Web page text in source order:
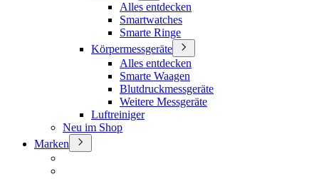
Alles entdecken
Smartwatches
Smarte Ringe
Körpermessgeräte
Alles entdecken
Smarte Waagen
Blutdruckmessgeräte
Weitere Messgeräte
Luftreiniger
Neu im Shop
Marken